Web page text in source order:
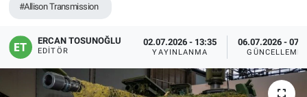
#Allison Transmission
ERCAN TOSUNOĞLU
EDITÖR
02.07.2026 - 13:35
YAYINLANMA
06.07.2026 -
GÜNCELLEME